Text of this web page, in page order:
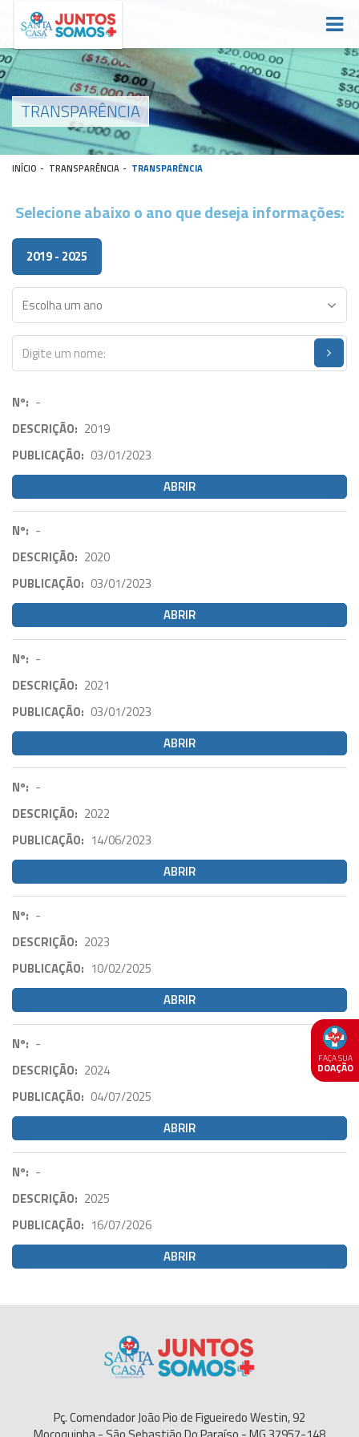
FAÇA SUA
DOAÇÃO
TRANSPARÊNCIA
INÍCIO - TRANSPARÊNCIA - TRANSPARÊNCIA
Selecione abaixo o ano que deseja informações:
2019 - 2025
Nº: -
DESCRIÇÃO: 2019
PUBLICAÇÃO: 03/01/2023
ABRIR
Nº: -
DESCRIÇÃO: 2020
PUBLICAÇÃO: 03/01/2023
ABRIR
Nº: -
DESCRIÇÃO: 2021
PUBLICAÇÃO: 03/01/2023
ABRIR
Nº: -
DESCRIÇÃO: 2022
PUBLICAÇÃO: 14/06/2023
ABRIR
Nº: -
DESCRIÇÃO: 2023
PUBLICAÇÃO: 10/02/2025
ABRIR
Nº: -
DESCRIÇÃO: 2024
PUBLICAÇÃO: 04/07/2025
ABRIR
Nº: -
DESCRIÇÃO: 2025
PUBLICAÇÃO: 16/07/2026
ABRIR
Pç. Comendador João Pio de Figueiredo Westin, 92